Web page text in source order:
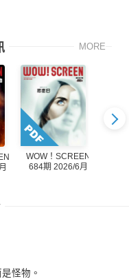
MORE
WOW！SCREEN
684期 2026/6月
怪物。